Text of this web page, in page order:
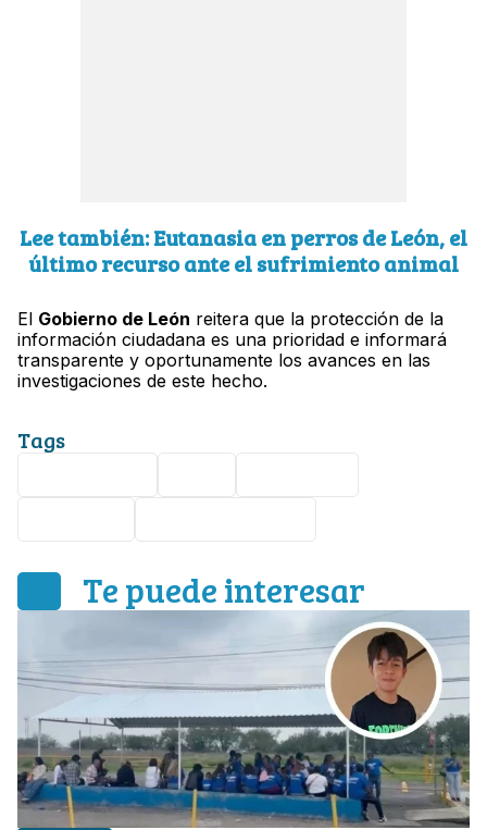
Lee también: Eutanasia en perros de León, el
último recurso ante el sufrimiento animal
El Gobierno de León reitera que la protección de la
información ciudadana es una prioridad e informará
transparente y oportunamente los avances en las
investigaciones de este hecho.
Tags
Te puede interesar